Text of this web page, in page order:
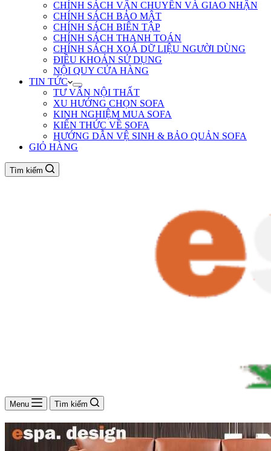
CHÍNH SÁCH VẬN CHUYỂN VÀ GIAO NHẬN
CHÍNH SÁCH BẢO MẬT
CHÍNH SÁCH BIÊN TẬP
CHÍNH SÁCH THANH TOÁN
CHÍNH SÁCH XOÁ DỮ LIỆU NGƯỜI DÙNG
ĐIỀU KHOẢN SỬ DỤNG
NỘI QUY CỬA HÀNG
TIN TỨC
TƯ VẤN NỘI THẤT
XU HƯỚNG CHỌN SOFA
KINH NGHIỆM MUA SOFA
KIẾN THỨC VỀ SOFA
HƯỚNG DẪN VỆ SINH & BẢO QUẢN SOFA
GIỎ HÀNG
Tìm kiếm
Menu Tìm kiếm